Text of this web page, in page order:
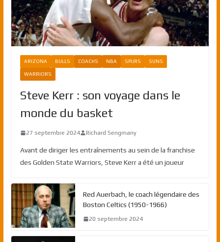
ARIZONA BULLS COACHS NBA SPURS SUNS
WARRIORS
Steve Kerr : son voyage dans le
monde du basket
27 septembre 2024 Richard Sengmany
Avant de diriger les entraînements au sein de la franchise
des Golden State Warriors, Steve Kerr a été un joueur
Red Auerbach, le coach légendaire des
Boston Celtics (1950-1966)
20 septembre 2024